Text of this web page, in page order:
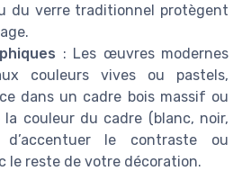
du verre traditionnel protègent
: Les œuvres modernes
couleurs vives ou pastels,
dans un cadre bois massif ou
la couleur du cadre (blanc, noir,
le contraste ou
le reste de votre décoration.